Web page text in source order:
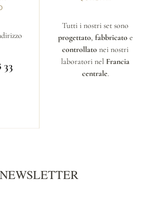
33
Tutti i nostri set sono
progettato, fabbricatoe
controllato nei nostri
laboratori nel Francia
centrale.
NEWSLETTER